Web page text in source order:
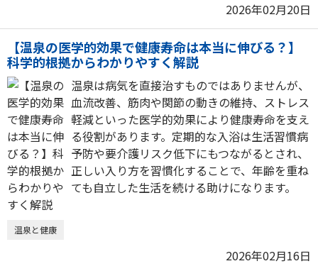
2026年02月20日
【温泉の医学的効果で健康寿命は本当に伸びる？】
科学的根拠からわかりやすく解説
温泉は病気を直接治すものではありませんが、
血流改善、筋肉や関節の動きの維持、ストレス
軽減といった医学的効果により健康寿命を支え
る役割があります。定期的な入浴は生活習慣病
予防や要介護リスク低下にもつながるとされ、
正しい入り方を習慣化することで、年齢を重ね
ても自立した生活を続ける助けになります。
温泉と健康
2026年02月16日